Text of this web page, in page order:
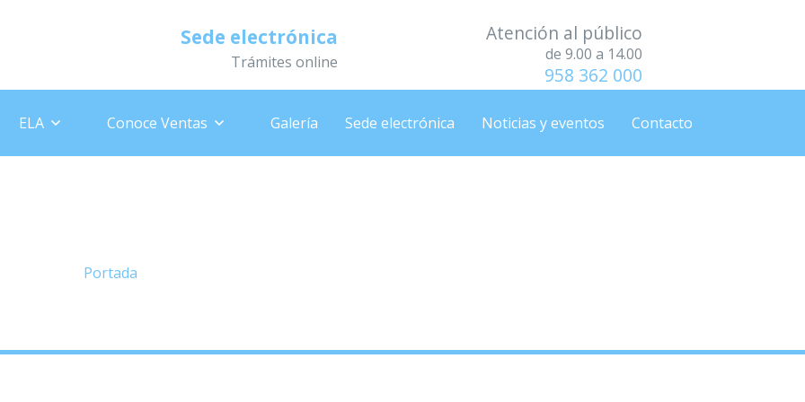
Sede electrónica
Trámites online
Atención al público
de 9.00 a 14.00
958 362 000
ELA Conoce Ventas Galería Sede electrónica Noticias y eventos Contacto
Portada